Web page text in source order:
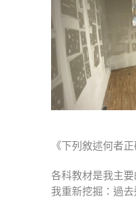
《下列敘述何者
各科教材是我主
我重新挖掘：過